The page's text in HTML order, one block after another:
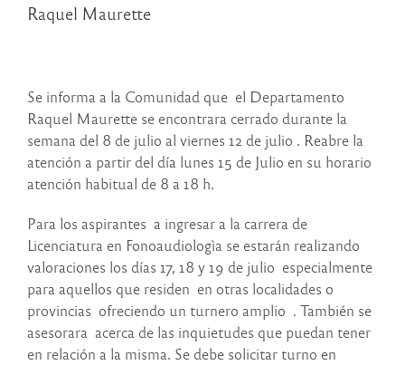
Raquel Maurette
Se informa a la Comunidad que el Departamento
Raquel Maurette se encontrara cerrado durante la
semana del 8 de julio al viernes 12 de julio . Reabre la
atención a partir del día lunes 15 de Julio en su horario
atención habitual de 8 a 18 h.
Para los aspirantes a ingresar a la carrera de
Licenciatura en Fonoaudiologìa se estarán realizando
valoraciones los días 17, 18 y 19 de julio especialmente
para aquellos que residen en otras localidades o
provincias ofreciendo un turnero amplio . También se
asesorara acerca de las inquietudes que puedan tener
en relación a la misma. Se debe solicitar turno en